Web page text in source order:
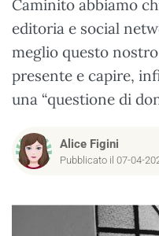
Caminito abbiamo
editoria e social
meglio questo
presente e capire,
una “questione di
Alice Figini
Pubblicato il 07-04-